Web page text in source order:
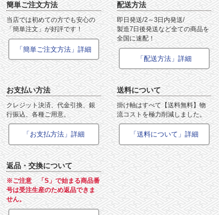
簡単ご注文方法
当店では初めての方でも安心の
「簡単注文」が好評です！
「簡単ご注文方法」詳細
配送方法
即日発送/2～3日内発送/
製造7日後発送など全ての商品を
全国に速配！
「配送方法」詳細
お支払い方法
クレジット決済、代金引換、銀
行振込、各種ご用意。
「お支払方法」詳細
送料について
掛け軸はすべて【送料無料】物
流コストを極力削減しました。
「送料について」詳細
返品・交換について
※ご注意 「S」で始まる商品番
号は受注生産のため返品できま
せん。